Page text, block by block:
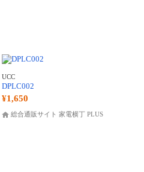
UCC
DPLC002
¥1,650
総合通販サイト 家電横丁 PLUS